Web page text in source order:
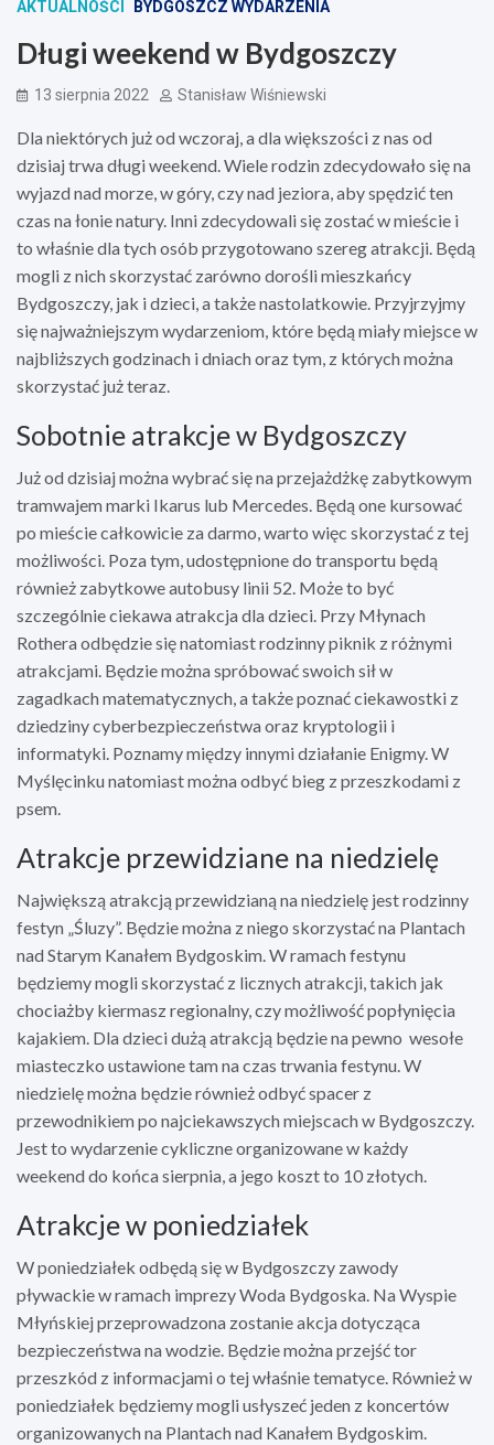
AKTUALNOŚCI BYDGOSZCZ WYDARZENIA
Długi weekend w Bydgoszczy
13 sierpnia 2022 Stanisław Wiśniewski
Dla niektórych już od wczoraj, a dla większości z nas od
dzisiaj trwa długi weekend. Wiele rodzin zdecydowało się na
wyjazd nad morze, w góry, czy nad jeziora, aby spędzić ten
czas na łonie natury. Inni zdecydowali się zostać w mieście i
to właśnie dla tych osób przygotowano szereg atrakcji. Będą
mogli z nich skorzystać zarówno dorośli mieszkańcy
Bydgoszczy, jak i dzieci, a także nastolatkowie. Przyjrzyjmy
się najważniejszym wydarzeniom, które będą miały miejsce w
najbliższych godzinach i dniach oraz tym, z których można
skorzystać już teraz.
Sobotnie atrakcje w Bydgoszczy
Już od dzisiaj można wybrać się na przejażdżkę zabytkowym
tramwajem marki Ikarus lub Mercedes. Będą one kursować
po mieście całkowicie za darmo, warto więc skorzystać z tej
możliwości. Poza tym, udostępnione do transportu będą
również zabytkowe autobusy linii 52. Może to być
szczególnie ciekawa atrakcja dla dzieci. Przy Młynach
Rothera odbędzie się natomiast rodzinny piknik z różnymi
atrakcjami. Będzie można spróbować swoich sił w
zagadkach matematycznych, a także poznać ciekawostki z
dziedziny cyberbezpieczeństwa oraz kryptologii i
informatyki. Poznamy między innymi działanie Enigmy. W
Myślęcinku natomiast można odbyć bieg z przeszkodami z
psem.
Atrakcje przewidziane na niedzielę
Największą atrakcją przewidzianą na niedzielę jest rodzinny
festyn „Śluzy”. Będzie można z niego skorzystać na Plantach
nad Starym Kanałem Bydgoskim. W ramach festynu
będziemy mogli skorzystać z licznych atrakcji, takich jak
chociażby kiermasz regionalny, czy możliwość popłynięcia
kajakiem. Dla dzieci dużą atrakcją będzie na pewno wesołe
miasteczko ustawione tam na czas trwania festynu. W
niedzielę można będzie również odbyć spacer z
przewodnikiem po najciekawszych miejscach w Bydgoszczy.
Jest to wydarzenie cykliczne organizowane w każdy
weekend do końca sierpnia, a jego koszt to 10 złotych.
Atrakcje w poniedziałek
W poniedziałek odbędą się w Bydgoszczy zawody
pływackie w ramach imprezy Woda Bydgoska. Na Wyspie
Młyńskiej przeprowadzona zostanie akcja dotycząca
bezpieczeństwa na wodzie. Będzie można przejść tor
przeszkód z informacjami o tej właśnie tematyce. Również w
poniedziałek będziemy mogli usłyszeć jeden z koncertów
organizowanych na Plantach nad Kanałem Bydgoskim.